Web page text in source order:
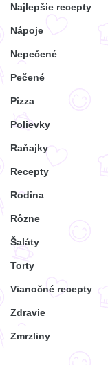
Najlepšie recepty
Nápoje
Nepečené
Pečené
Pizza
Polievky
Raňajky
Recepty
Rodina
Rôzne
Šaláty
Torty
Vianočné recepty
Zdravie
Zmrzliny